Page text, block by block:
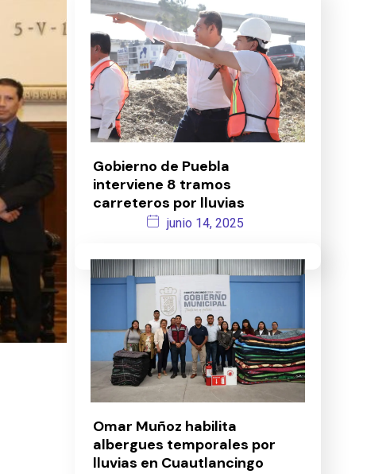
Gobierno de Puebla
interviene 8 tramos
carreteros por lluvias
junio 14, 2025
Omar Muñoz habilita
albergues temporales por
lluvias en Cuautlancingo